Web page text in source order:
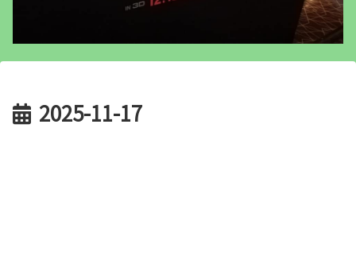
2025-11-17